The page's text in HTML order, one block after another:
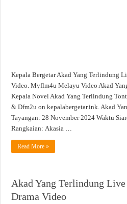
Kepala Bergetar Akad Yang Terlindung
Video. Myflm4u Melayu Video Akad
Kepala Novel Akad Yang Terlindung
& Dfm2u on kepalabergetar.ink. Akad
Tayangan: 28 November 2024 Waktu
Rangkaian: Akasia …
Read More »
Akad Yang Terlindung
Drama Video